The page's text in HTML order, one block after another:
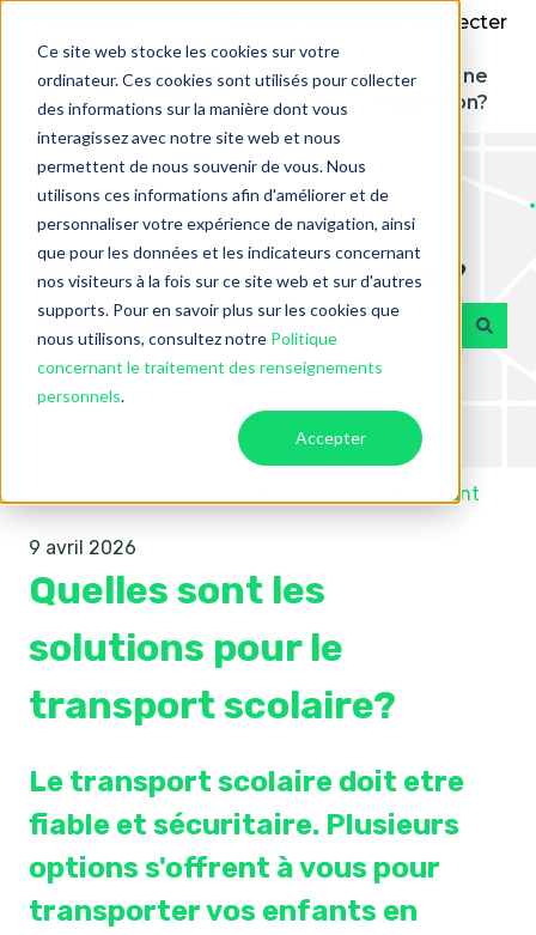
Ce site web stocke les cookies sur votre
ordinateur. Ces cookies sont utilisés pour collecter
des informations sur la manière dont vous
interagissez avec notre site web et nous
permettent de nous souvenir de vous. Nous
utilisons ces informations afin d'améliorer et de
personnaliser votre expérience de navigation, ainsi
que pour les données et les indicateurs concernant
nos visiteurs à la fois sur ce site web et sur d'autres
supports. Pour en savoir plus sur les cookies que
nous utilisons, consultez notre Politique
concernant le traitement des renseignements
personnels.
Accepter
Afficher le sous-menu pour lesSe connecter
Accueil
FAQ
Afficher le sous-menu
Une
suggestion?
Comment peut-on vous aider ?
Il n'y a aucune suggestion car le champ de
Enfant
9 avril 2026
Quelles sont les
solutions pour le
transport scolaire?
Le transport scolaire doit etre
fiable et sécuritaire. Plusieurs
options s'offrent à vous pour
transporter vos enfants en